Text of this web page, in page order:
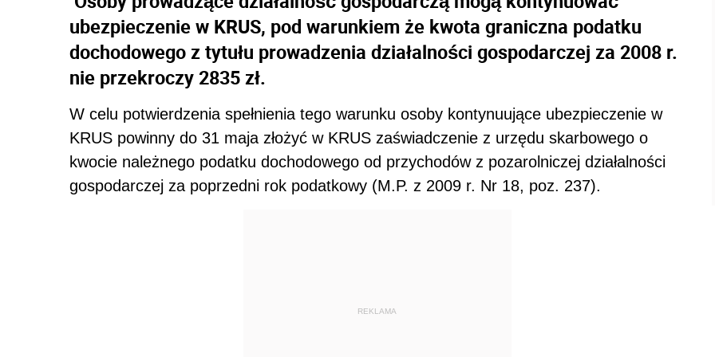
ubezpieczenie w KRUS, pod warunkiem że kwota graniczna podatku
dochodowego z tytułu prowadzenia działalności gospodarczej za 2008 r.
nie przekroczy 2835 zł.
W celu potwierdzenia spełnienia tego warunku osoby kontynuujące ubezpieczenie w
KRUS powinny do 31 maja złożyć w KRUS zaświadczenie z urzędu skarbowego o
kwocie należnego podatku dochodowego od przychodów z pozarolniczej działalności
gospodarczej za poprzedni rok podatkowy (M.P. z 2009 r. Nr 18, poz. 237).
REKLAMA